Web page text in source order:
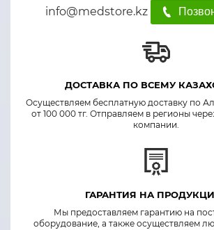
info@medstore.kz
ДОСТАВКА ПО ВСЕМУ
Осуществляем бесплатную доставку по
от 100 000 тг. Отправляем в регионы
компании.
ГАРАНТИЯ НА
Мы предоставляем гарантию на
оборудование, а также осуществляем